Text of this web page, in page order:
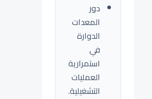
دور
المعدات
الدوارة
في
استمرارية
العمليات
التشغيلية.